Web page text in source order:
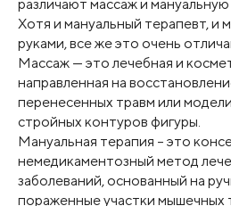
различают массаж и
Хотя и мануальный терапевт, и
руками, все же это очень
Массаж — это лечебная и
направленная на
перенесенных травм или
стройных контуров фигуры.
Мануальная терапия – это
немедикаментозный метод
заболеваний, основанный на
пораженные участки мышечных